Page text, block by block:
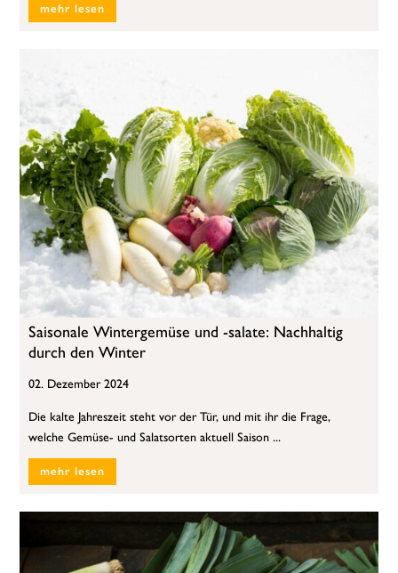
mehr lesen
Saisonale Wintergemüse und -salate: Nachhaltig
durch den Winter
02. Dezember 2024
Die kalte Jahreszeit steht vor der Tür, und mit ihr die Frage,
welche Gemüse- und Salatsorten aktuell Saison ...
mehr lesen